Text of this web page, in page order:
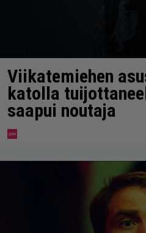
Viikatemiehen
katolla
saapui noutaja